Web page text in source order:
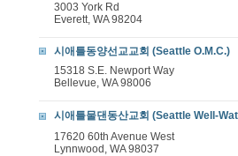
3003 York Rd
Everett, WA 98204
시애틀동양선교교회 (Seattle O.M.C.)
15318 S.E. Newport Way
Bellevue, WA 98006
시애틀물댄동산교회 (Seattle Well-
17620 60th Avenue West
Lynnwood, WA 98037